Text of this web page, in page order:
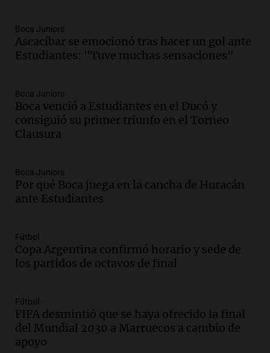
Audio.
accidente fatal en San Luis dejó tres
jóvenes muertos y un herido grave
Audio.
Historiador de la UBA celebró la
marcha atrás en la Ley de Tierras:
“Frenamos un saqueo de recursos”
Amamos Argentina
Audio.
Federal Sancor Seguros y adelantó su
nuevo tema a Cadena 3 Rosario.
Audio.
Cierre del Paso Internacional
Cristo Redentor por acumulación de
nieve se extiende a 22 días
Episodios
Audio.Estudiantes de Italia realizan
prácticas docentes en Córdoba para
enriquecer su formación educativa
Boca Juniors
Ascacíbar se emocionó tras hacer un gol ante
Estudiantes: "Tuve muchas sensaciones"
Boca Juniors
Boca venció a Estudiantes en el Ducó y
consiguió su primer triunfo en el Torneo
Clausura
Boca Juniors
Por qué Boca juega en la cancha de Huracán
ante Estudiantes
Fútbol
Copa Argentina confirmó horario y sede de
los partidos de octavos de final
Fútbol
FIFA desmintió que se haya ofrecido la final
del Mundial 2030 a Marruecos a cambio de
apoyo